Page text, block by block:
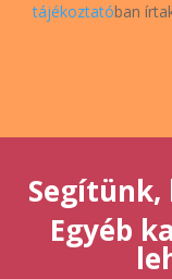
tájékoztatóban
Segítünk,
Egyéb